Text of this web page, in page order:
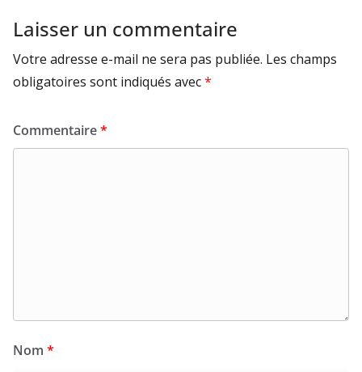
Laisser un commentaire
Votre adresse e-mail ne sera pas publiée. Les champs
obligatoires sont indiqués avec*
Commentaire*
Nom *